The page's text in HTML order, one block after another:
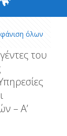
όλων
του
– Α’